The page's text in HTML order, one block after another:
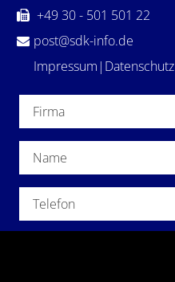
+49 30 - 501 501 22
post@sdk-info.de
Impressum | Datenschutz